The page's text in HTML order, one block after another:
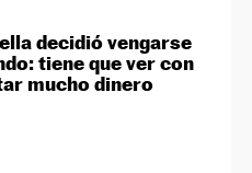
decidió vengarse
tiene que ver con
mucho dinero